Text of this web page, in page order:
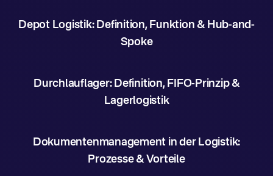
Depot Logistik: Definition, Funktion & Hub-and-
Spoke
Durchlauflager: Definition, FIFO-Prinzip &
Lagerlogistik
Dokumentenmanagement in der Logistik:
Prozesse & Vorteile